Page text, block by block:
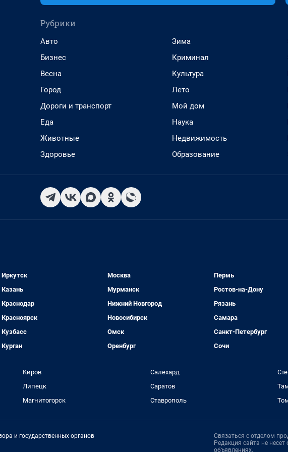
Рубрики
Авто
Бизнес
Весна
Город
Дороги и транспорт
Еда
Животные
Здоровье
Зима
Криминал
Культура
Лето
Мой дом
Наука
Недвижимость
Образование
Иркутск
Казань
Краснодар
Красноярск
Кузбасс
Курган
Москва
Мурманск
Нижний Новгород
Новосибирск
Омск
Оренбург
Пермь
Ростов-на-Дону
Рязань
Самара
Санкт-Петербург
Сочи
Киров
Липецк
Магнитогорск
Салехард
Саратов
Ставрополь
и государственных органов Связаться с отделом
Редакция сайта не
объявлениях.